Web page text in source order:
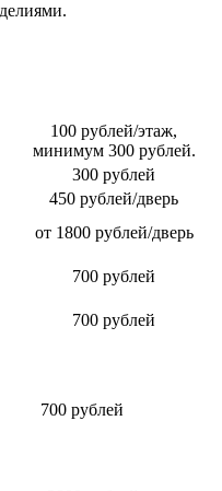
100 рублей/этаж,
минимум 300 рублей.
300 рублей
450 рублей/дверь
от 1800 рублей/дверь
700 рублей
700 рублей
700 рублей